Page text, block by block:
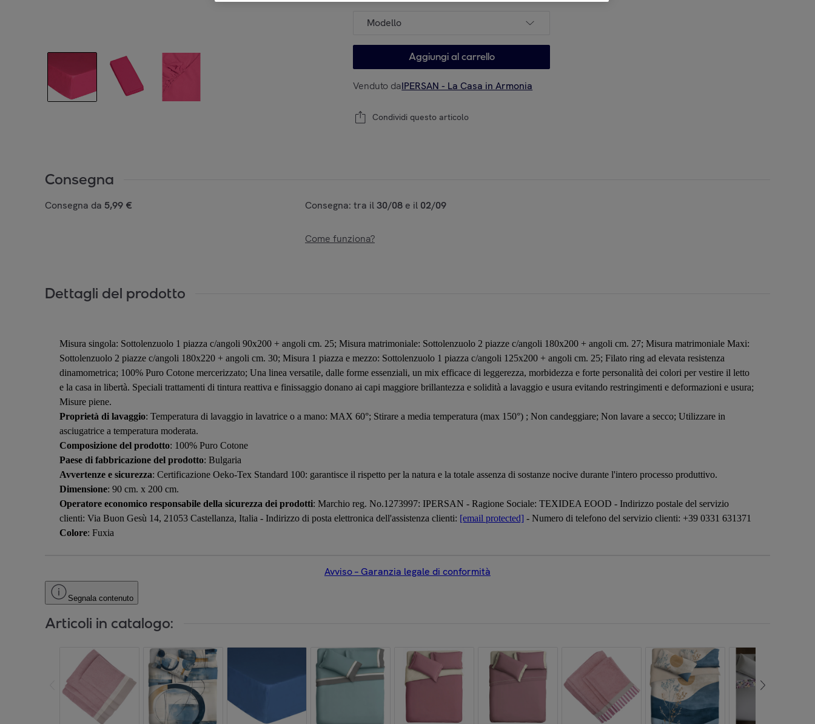
Modello
Aggiungi al carrello
Venduto daIPERSAN - La Casa in Armonia
Condividi questo articolo
Consegna
Consegna da 5,99 € Consegna: tra il30/08 e il 02/09
Come funziona?
Dettagli del prodotto
Misura singola: Sottolenzuolo 1 piazza c/angoli 90x200 + angoli cm. 25; Misura matrimoniale: Sottolenzuolo 2 piazze c/angoli 180x200 + angoli cm. 27; Misura matrimoniale Maxi:
Sottolenzuolo 2 piazze c/angoli 180x220 + angoli cm. 30; Misura 1 piazza e mezzo: Sottolenzuolo 1 piazza c/angoli 125x200 + angoli cm. 25; Filato ring ad elevata resistenza
dinamometrica; 100% Puro Cotone mercerizzato; Una linea versatile, dalle forme essenziali, un mix efficace di leggerezza, morbidezza e forte personalità dei colori per vestire il letto
e la casa in libertà. Speciali trattamenti di tintura reattiva e finissaggio donano ai capi maggiore brillantezza e solidità a lavaggio e usura evitando restringimenti e deformazioni e usura;
Misure piene.
Proprietà di lavaggio: Temperatura di lavaggio in lavatrice o a mano: MAX 60°; Stirare a media temperatura (max 150°) ; Non candeggiare; Non lavare a secco; Utilizzare in
asciugatrice a temperatura moderata.
Composizione del prodotto: 100% Puro Cotone
Paese di fabbricazione del prodotto: Bulgaria
Avvertenze e sicurezza: Certificazione Oeko-Tex Standard 100: garantisce il rispetto per la natura e la totale assenza di sostanze nocive durante l'intero processo produttivo.
Dimensione: 90 cm. x 200 cm.
Operatore economico responsabile della sicurezza dei prodotti: Marchio reg. No.1273997: IPERSAN - Ragione Sociale: TEXIDEA EOOD - Indirizzo postale del servizio
clienti: Via Buon Gesù 14, 21053 Castellanza, Italia - Indirizzo di posta elettronica dell'assistenza clienti: [email protected] - Numero di telefono del servizio clienti: +39 0331 631371
Colore: Fuxia
Avviso – Garanzia legale di conformità
Segnala contenuto
Articoli in catalogo: